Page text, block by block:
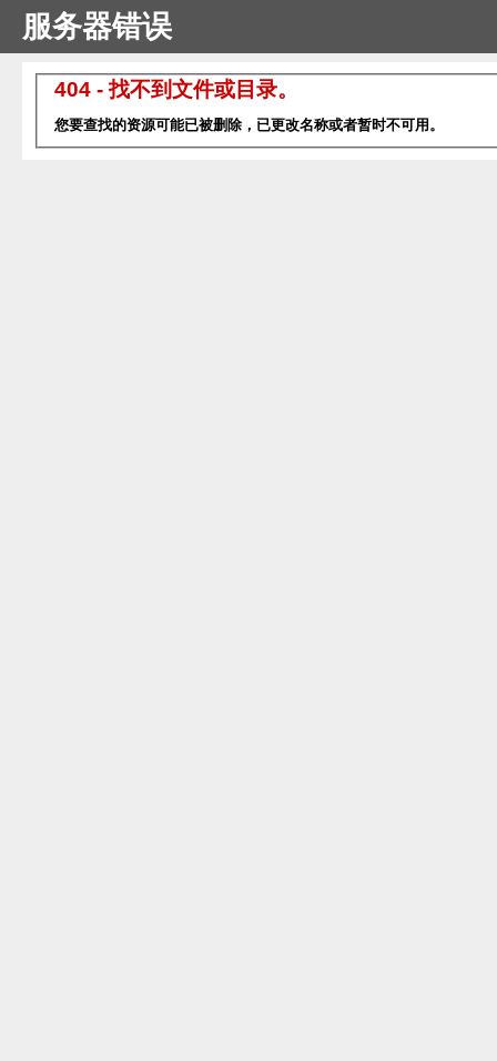
服务器错误
404 - 找不到文件或目录。
您要查找的资源可能已被删除，已更改名称或者暂时不可用。